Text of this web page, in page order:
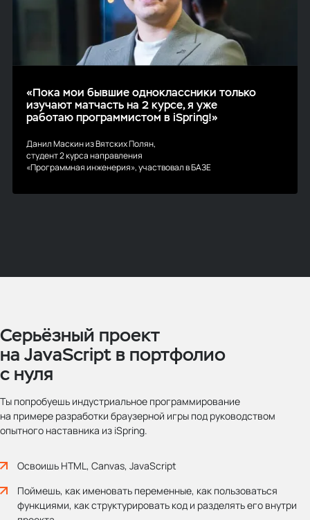
«Пока мои бывшие одноклассники только
изучают матчасть на 2 курсе, я уже
работаю программистом в iSpring!»
Данил Маскин из Вятских Полян,
студент 2 курса направления
«Программная инженерия», участвовал в БАЗЕ
Серьёзный проект
на JavaScript в портфолио
с нуля
Ты попробуешь индустриальное программирование
на примере разработки браузерной игры под руководством
опытного наставника из iSpring.
Освоишь HTML, Canvas, JavaScript
Поймешь, как именовать переменные, как пользоваться
функциями, как структурировать код и разделять его внутри